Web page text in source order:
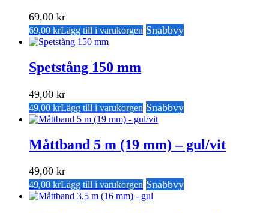
69,00 kr
69,00 krLägg till i varukorgen Snabbvy
Spetstång 150 mm
49,00 kr
49,00 krLägg till i varukorgen Snabbvy
Måttband 5 m (19 mm) – gul/vit
49,00 kr
49,00 krLägg till i varukorgen Snabbvy